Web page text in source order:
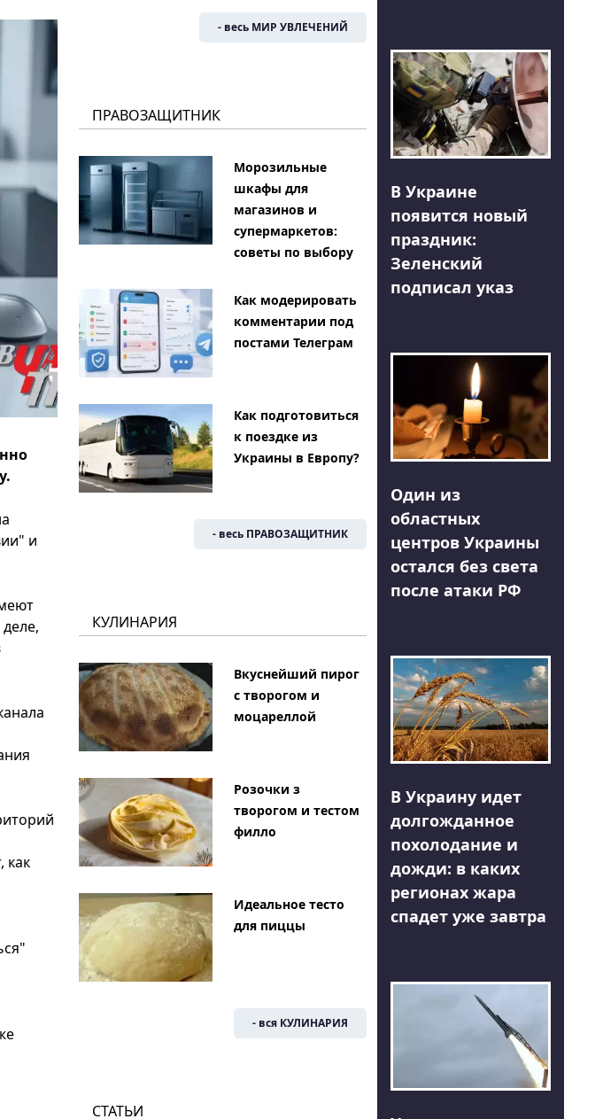
и
как
- весь МИР УВЛЕЧЕНИЙ
ПРАВОЗАЩИТНИК
Морозильные
шкафы для
магазинов и
супермаркетов:
советы по выбору
Как модерировать
комментарии под
постами Телеграм
Как подготовиться
к поездке из
Украины в Европу?
- весь ПРАВОЗАЩИТНИК
КУЛИНАРИЯ
Вкуснейший пирог
с творогом и
моцареллой
Розочки з
творогом и тестом
филло
Идеальное тесто
для пиццы
- вся КУЛИНАРИЯ
СТАТЬИ
В Украине
появится новый
праздник:
Зеленский
подписал указ
Один из
областных
центров Украины
остался без света
после атаки РФ
В Украину идет
долгожданное
похолодание и
дожди: в каких
регионах жара
спадет уже завтра